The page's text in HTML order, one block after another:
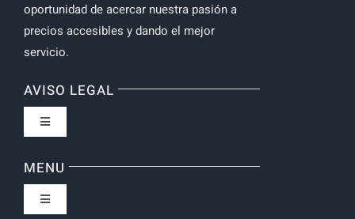
oportunidad de acercar nuestra pasión a
precios accesibles y dando el mejor
servicio.
AVISO LEGAL
Toggle
Política de privacidad
MENU
Toggle